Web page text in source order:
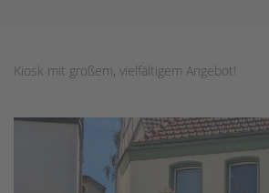
Kiosk mit großem, vielfältigem Angebot!